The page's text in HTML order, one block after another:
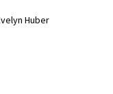
Huber